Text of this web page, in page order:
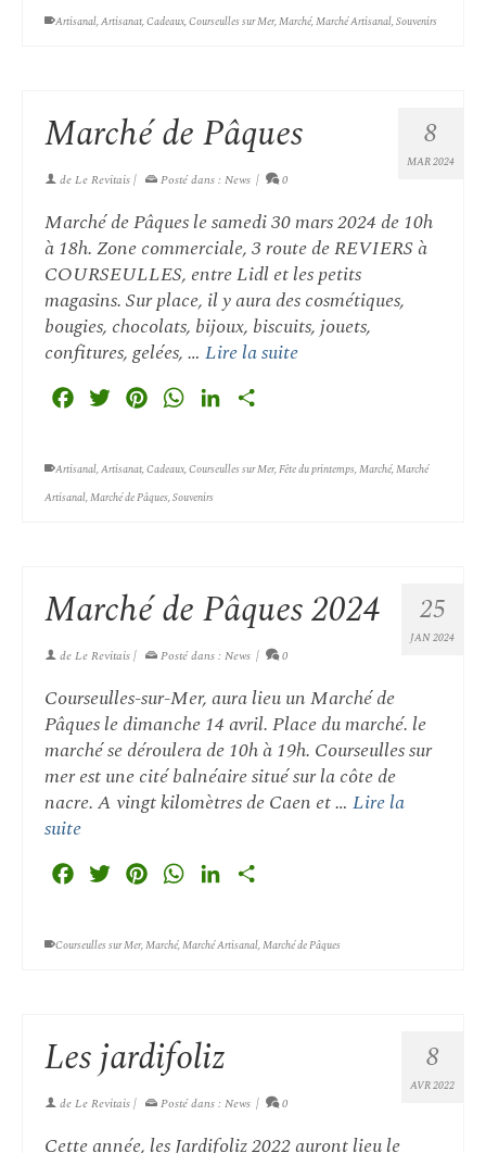
Artisanal,Artisanat,Cadeaux,Courseulles sur Mer,Marché,Marché Artisanal,Souvenirs
8
MAR 2024
Marché de Pâques
deLe Revitais| Posté dans : News | 0
Marché de Pâques le samedi 30 mars 2024 de 10h
à 18h. Zone commerciale, 3 route de REVIERS à
COURSEULLES, entre Lidl et les petits
magasins. Sur place, il y aura des cosmétiques,
bougies, chocolats, bijoux, biscuits, jouets,
confitures, gelées, … Lire la suite
FacebookTwitterPinterestWhatsAppLinkedIn
Artisanal,Artisanat,Cadeaux,Courseulles sur Mer,Fête du printemps,Marché,Marché
Artisanal,Marché de Pâques,Souvenirs
25
JAN 2024
Marché de Pâques 2024
deLe Revitais| Posté dans : News | 0
Courseulles-sur-Mer, aura lieu un Marché de
Pâques le dimanche 14 avril. Place du marché. le
marché se déroulera de 10h à 19h. Courseulles sur
mer est une cité balnéaire situé sur la côte de
nacre. A vingt kilomètres de Caen et … Lire la
suite
FacebookTwitterPinterestWhatsAppLinkedIn
Courseulles sur Mer,Marché,Marché Artisanal,Marché de Pâques
8
AVR 2022
Les jardifoliz
deLe Revitais| Posté dans : News | 0
Cette année, les Jardifoliz 2022 auront lieu le